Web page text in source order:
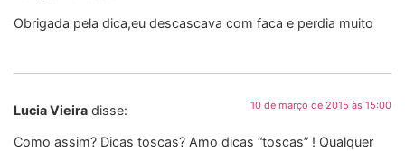
Obrigada pela dica,eu descascava com faca e perdia muito
Lucia Vieira disse: 10 de março de 2015 às 15:00
Como assim? Dicas toscas? Amo dicas “toscas” ! Qualquer